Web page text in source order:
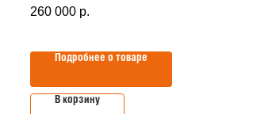
260 000 р.
Подробнее о товаре
В корзину